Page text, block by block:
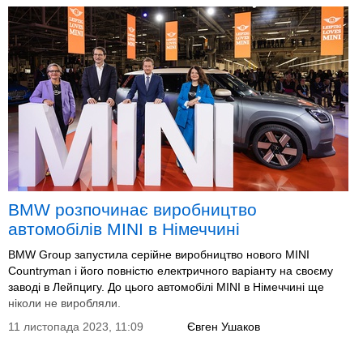
BMW розпочинає виробництво
автомобілів MINI в Німеччині
BMW Group запустила серійне виробництво нового MINI
Countryman і його повністю електричного варіанту на своєму
заводі в Лейпцигу. До цього автомобілі MINI в Німеччині ще
ніколи не виробляли.
Євген Ушаков
11 листопада 2023, 11:09